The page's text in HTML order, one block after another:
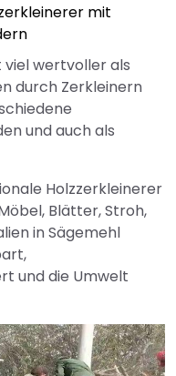
mit
viel wertvoller als
durch Zerkleinern
und auch als
Holzzerkleinerer
Blätter, Stroh,
in Sägemehl
und die Umwelt